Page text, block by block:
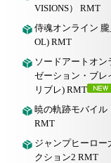
VISIONS） RMT
侍魂オンライン
OL) RMT
ソードアートオン
ゼーション・ブレ
リブレ) RMT
暁の軌跡モバイル
RMT
ジャンプヒーロー
クション2 RMT